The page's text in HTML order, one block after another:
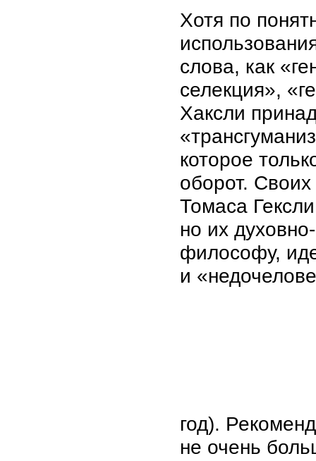
Хотя по
слова, как
селекция»,
Хаксли
которое
оборот.
Томаса
но их
философу,
и
год).
не очень